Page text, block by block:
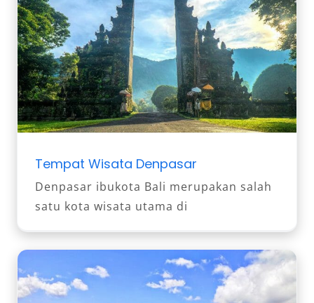
Tempat Wisata Denpasar
Denpasar ibukota Bali merupakan salah
satu kota wisata utama di